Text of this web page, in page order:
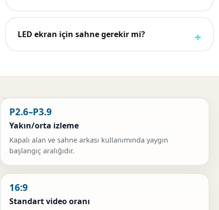
LED ekran için sahne gerekir mi?
P2.6–P3.9
Yakın/orta izleme
Kapalı alan ve sahne arkası kullanımında yaygın
başlangıç aralığıdır.
16:9
Standart video oranı